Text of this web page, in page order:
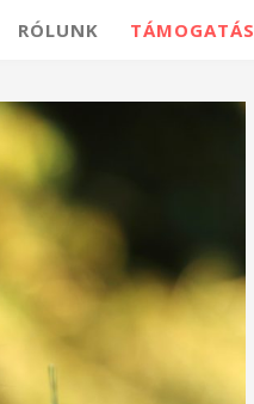
RÓLUNK TÁMOGATÁS